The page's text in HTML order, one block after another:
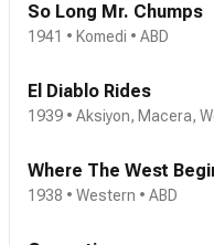
So Long Mr. Chumps
1941 • Komedi • ABD
El Diablo Rides
1939 • Aksiyon, Macera,
Where The West
1938 • Western • ABD